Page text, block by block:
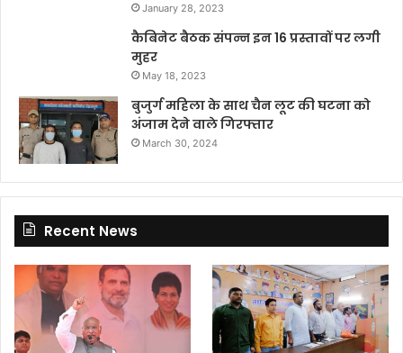
January 28, 2023
कैबिनेट बैठक संपन्न इन 16 प्रस्तावों पर लगी
मुहर
May 18, 2023
बुजुर्ग महिला के साथ चैन लूट की घटना को
अंजाम देने वाले गिरफ्तार
March 30, 2024
Recent News